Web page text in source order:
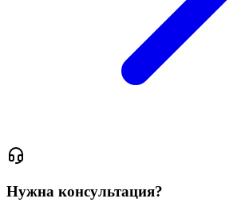
Нужна консультация?